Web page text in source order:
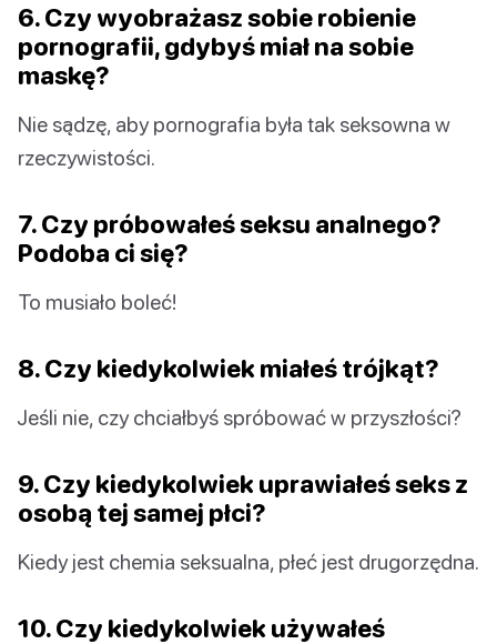
6. Czy wyobrażasz sobie robienie
pornografii, gdybyś miał na sobie
maskę?
Nie sądzę, aby pornografia była tak seksowna w
rzeczywistości.
7. Czy próbowałeś seksu analnego?
Podoba ci się?
To musiało boleć!
8. Czy kiedykolwiek miałeś trójkąt?
Jeśli nie, czy chciałbyś spróbować w przyszłości?
9. Czy kiedykolwiek uprawiałeś seks z
osobą tej samej płci?
Kiedy jest chemia seksualna, płeć jest drugorzędna.
10. Czy kiedykolwiek używałeś